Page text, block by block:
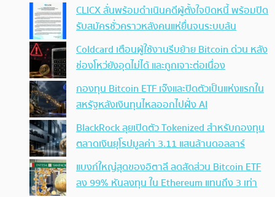
CLICX ลั่นพร้อมดำเนินคดีผู้ตั้งใจบิดหนี้ พร้อมปิด
รับสมัครชั่วคราวหลังคนแห่ยื่นจนระบบล้น
Coldcard เตือนผู้ใช้งานรีบย้าย Bitcoin ด่วน หลัง
ช่องโหว่ยังอุดไม่ได้ และถูกเจาะต่อเนื่อง
กองทุน Bitcoin ETF เจ๊งและปิดตัวเป็นแห่งแรกใน
สหรัฐหลังเงินทุนไหลออกไปฝั่ง AI
BlackRock ลุยเปิดตัว Tokenized สำหรับกองทุน
ตลาดเงินยุโรปมูลค่า 3.11 แสนล้านดอลลาร์
แบงก์ใหญ่สุดของอิตาลี ลดสัดส่วน Bitcoin ETF
ลง 99% หันลงทุน ใน Ethereum แทนถึง 3 เท่า